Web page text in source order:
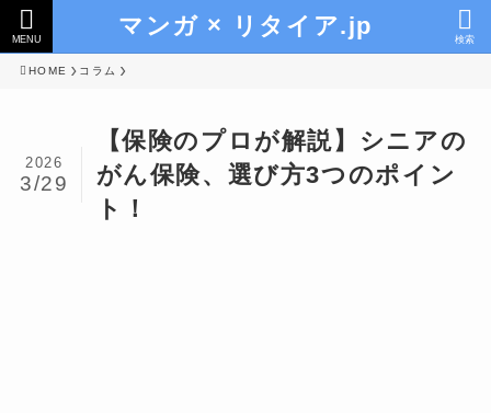
マンガ × リタイア.jp 検索
MENU
HOME コラム
【保険のプロが解説】シニアの
がん保険、選び方3つのポイン
ト！
2026
3/29